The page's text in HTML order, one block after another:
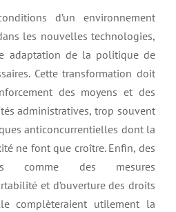
d’un environnement
les nouvelles technologies,
adaptation de la politique de
Cette transformation doit
des moyens et des
administratives, trop souvent
anticoncurrentielles dont la
ne font que croître. Enfin, des
comme des mesures
et d’ouverture des droits
complèteraient utilement la